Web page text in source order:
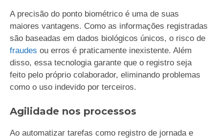
A precisão do ponto biométrico é uma de suas
maiores vantagens. Como as informações registradas
são baseadas em dados biológicos únicos, o risco de
fraudes ou erros é praticamente inexistente. Além
disso, essa tecnologia garante que o registro seja
feito pelo próprio colaborador, eliminando problemas
como o uso indevido por terceiros.
Agilidade nos processos
Ao automatizar tarefas como registro de jornada e